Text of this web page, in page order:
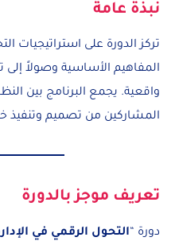
نبذة عامة
تركز الدورة على استراتيجيات
المفاهيم الأساسية وصولاً
واقعية. يجمع البرنامج بين
المشاركين من تصميم
تعريف موجز بالدورة
دورة “التحول الرقمي في